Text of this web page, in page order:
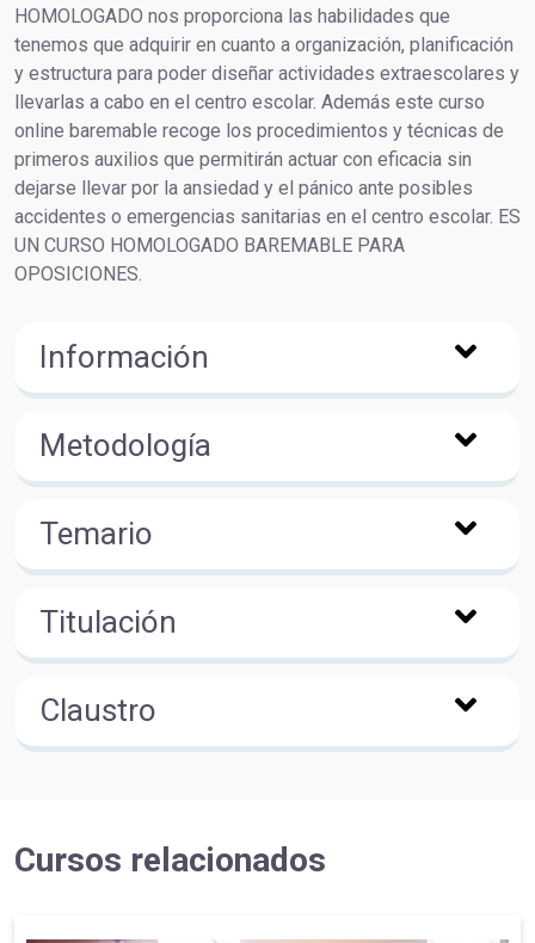
HOMOLOGADO nos proporciona las habilidades que
tenemos que adquirir en cuanto a organización, planificación
y estructura para poder diseñar actividades extraescolares y
llevarlas a cabo en el centro escolar. Además este curso
online baremable recoge los procedimientos y técnicas de
primeros auxilios que permitirán actuar con eficacia sin
dejarse llevar por la ansiedad y el pánico ante posibles
accidentes o emergencias sanitarias en el centro escolar. ES
UN CURSO HOMOLOGADO BAREMABLE PARA
OPOSICIONES.
Información
Metodología
Temario
Titulación
Claustro
Cursos relacionados